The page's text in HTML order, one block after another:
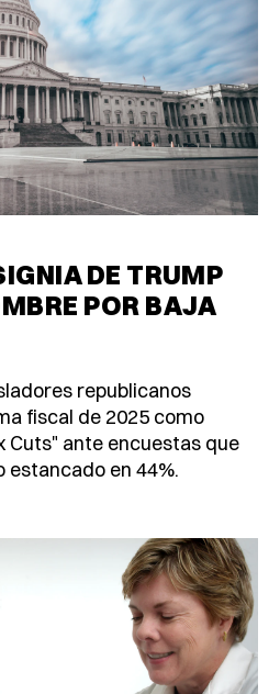
DE TRUMP
POR BAJA
republicanos
fiscal de 2025 como
Cuts" ante encuestas que
estancado en 44%.